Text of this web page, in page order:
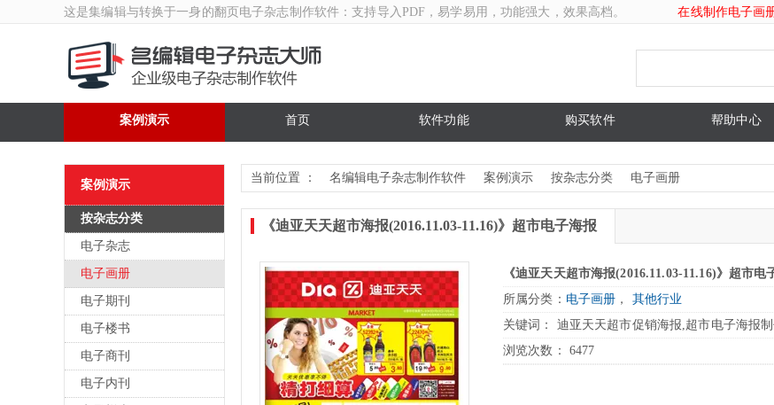
这是集编辑与转换于一身的翻页 电子杂志制作软件 ：支持导入PDF，易学易用，功能强大，效果高档。 在线制作电子画
首页
案例演示 软件功能 购买软件 帮助中心
案例演示
按杂志分类
电子杂志
电子画册
电子期刊
电子楼书
电子商刊
电子内刊
当前位置 ： 名编辑电子杂志制作软件 案例演示 按杂志分类 电子画册
《迪亚天天超市海报(2016.11.03-11.16)》超市电子海报
《迪亚天天超市海报(2016.11.03-11.16)》超市电
所属分类： 电子画册 ， 其他行业
关键词： 迪亚天天超市促销海报,超市电子海报
浏览次数： 6477